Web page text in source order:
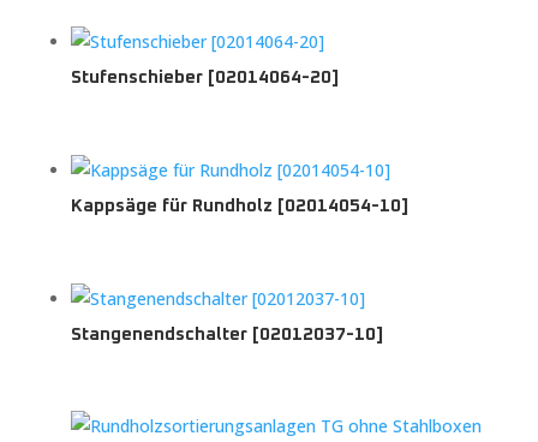
Stufenschieber [02014064-20]
Kappsäge für Rundholz [02014054-10]
Stangenendschalter [02012037-10]